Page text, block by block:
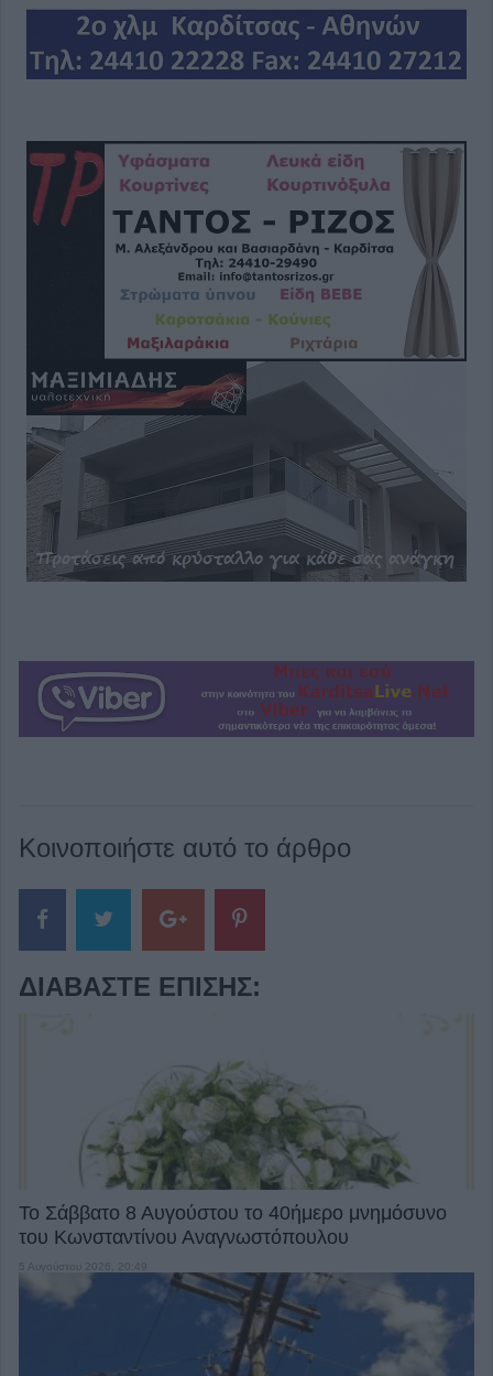
Κοινοποιήστε αυτό το άρθρο
ΔΙΑΒΆΣΤΕ ΕΠΊΣΗΣ:
Το Σάββατο 8 Αυγούστου το 40ήμερο μνημόσυνο
του Κωνσταντίνου Αναγνωστόπουλου
5 Αυγούστου 2026, 20:49